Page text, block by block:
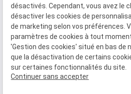
désactivés. Cependant, vous avez le
désactiver les cookies de
de marketing selon vos préférences.
paramètres de cookies à tout
'Gestion des cookies' situé en bas de
que la désactivation de certains
sur certaines fonctionnalités du site.
Continuer sans accepter